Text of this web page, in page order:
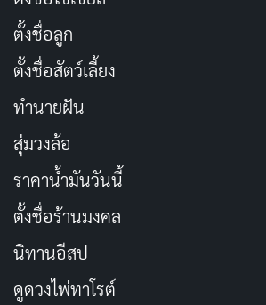
ตั้งชื่อลูก
ตั้งชื่อสัตว์เลี้ยง
ทำนายฝัน
สุ่มวงล้อ
ราคาน้ำมันวันนี้
ตั้งชื่อร้านมงคล
นิทานอีสป
ดูดวงไพ่ทาโรต์